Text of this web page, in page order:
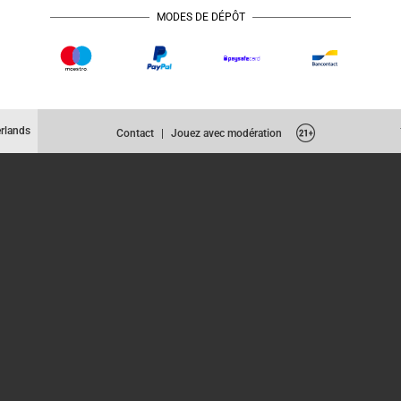
MODES DE DÉPÔT
Contact Jouez avec modération